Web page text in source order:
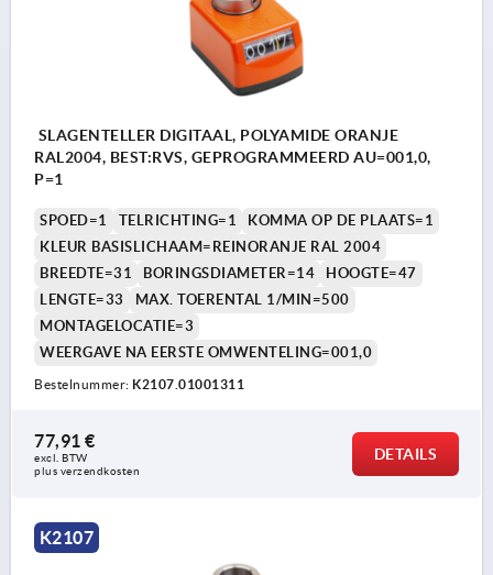
SLAGENTELLER DIGITAAL, POLYAMIDE ORANJE
RAL2004, BEST:RVS, GEPROGRAMMEERD AU=001,0,
P=1
SPOED=1 TELRICHTING=1
KOMMA OP DE PLAATS=1
KLEUR BASISLICHAAM=REINORANJE RAL 2004
BREEDTE=31
BORINGSDIAMETER=14
HOOGTE=47
LENGTE=33
MAX. TOERENTAL 1/MIN=500
MONTAGELOCATIE=3
WEERGAVE NA EERSTE OMWENTELING=001,0
Bestelnummer: K2107.01001311
77,91 €
excl. BTW
plus verzendkosten
DETAILS
K2107